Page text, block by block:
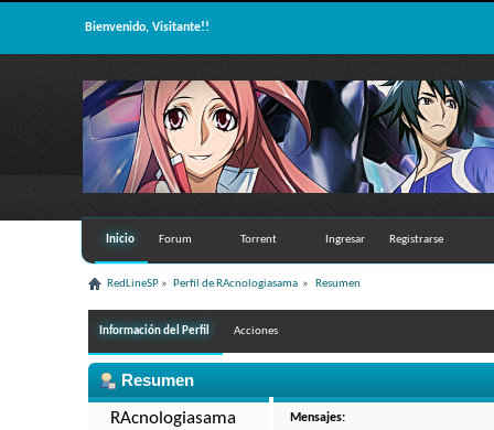
Bienvenido, Visitante!!
Inicio Forum Torrent Ingresar Registrarse
RedLineSP » Perfil de RAcnologiasama » Resumen
Información del Perfil Acciones
Resumen
RAcnologiasama
Mensajes: